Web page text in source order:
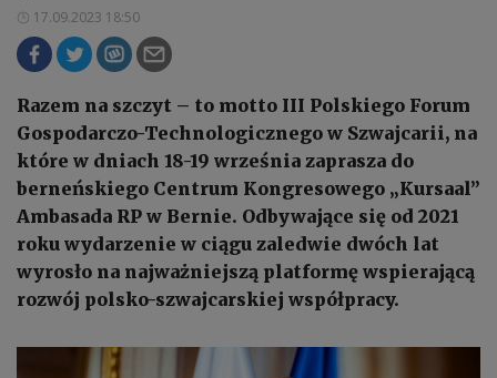
17.09.2023 18:50
Razem na szczyt – to motto III Polskiego Forum
Gospodarczo-Technologicznego w Szwajcarii, na
które w dniach 18-19 września zaprasza do
berneńskiego Centrum Kongresowego „Kursaal”
Ambasada RP w Bernie. Odbywające się od 2021
roku wydarzenie w ciągu zaledwie dwóch lat
wyrosło na najważniejszą platformę wspierającą
rozwój polsko-szwajcarskiej współpracy.